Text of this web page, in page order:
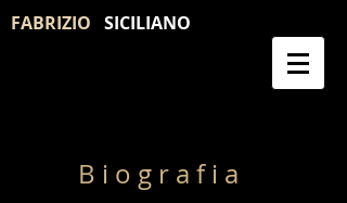
FABRIZIO SICILIANO
B i o g r a f i a